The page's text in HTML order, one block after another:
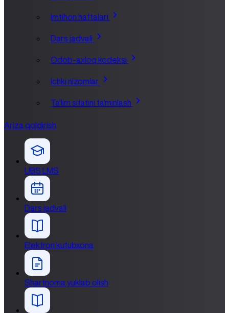
Imtihon haftalari
Dars jadvali
Odob-axloq kodeksi
Ichki nizomlar
Ta'lim sifatini ta'minlash
Ariza qoldirish
UBS LMS
Dars jadvali
Elektron kutubxona
Shartnoma yuklab olish